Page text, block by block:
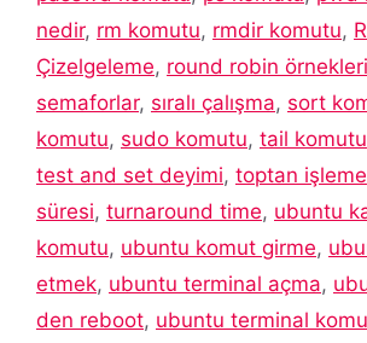
nedir, rm komutu, rmdir komutu,
Çizelgeleme, round robin örnekleri
semaforlar, sıralı çalışma, sort
komutu, sudo komutu, tail komutu
test and set deyimi, toptan işleme
süresi, turnaround time, ubuntu
komutu, ubuntu komut girme,
etmek, ubuntu terminal açma,
den reboot, ubuntu terminal